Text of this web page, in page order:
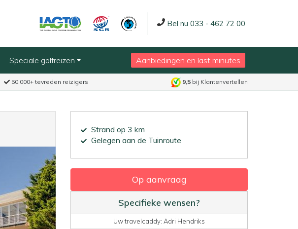
Bel nu 033 - 462 72 00
Speciale golfreizen Aanbiedingen en last minutes
50.000+ tevreden reizigers 9,5bij Klantenvertellen
Strand op 3 km
Gelegen aan de Tuinroute
Op aanvraag
Specifieke wensen?
Uw travelcaddy: Adri Hendriks